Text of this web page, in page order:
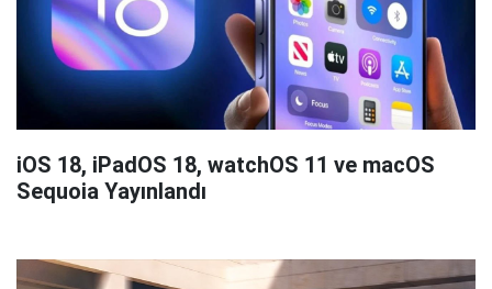
iOS 18, iPadOS 18, watchOS 11 ve macOS
Sequoia Yayınlandı